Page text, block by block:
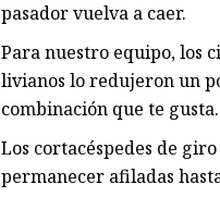
pasador vuelva a caer.
Para nuestro equipo, los
livianos lo redujeron un
combinación que te gusta.
Los cortacéspedes de
permanecer afiladas